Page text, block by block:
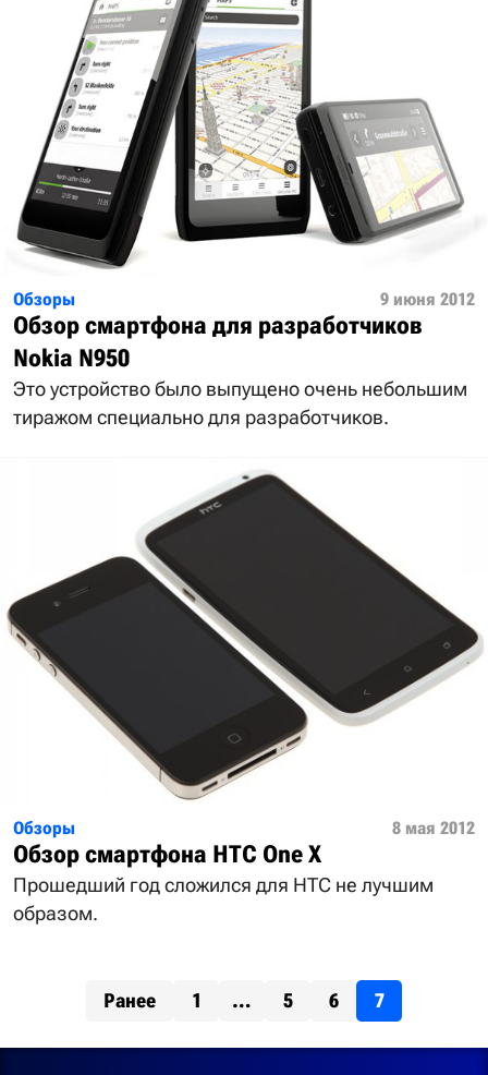
Обзоры 9 июня 2012
Обзор смартфона для разработчиков
Nokia N950
Это устройство было выпущено очень небольшим
тиражом специально для разработчиков.
Обзоры 8 мая 2012
Обзор cмартфона HTC One X
Прошедший год сложился для HTC не лучшим
образом.
Ранее 1 … 5 6 7